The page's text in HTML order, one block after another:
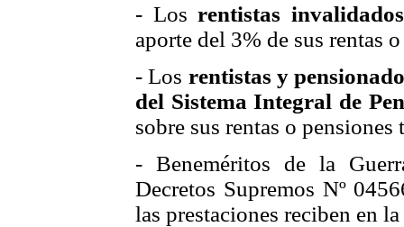
- Losrentistas
aporte del 3% de sus rentas
- Los rentistas y
del Sistema Integral de
sobre sus rentas o pensiones
- Beneméritos de la
Decretos Supremos Nº
las prestaciones reciben en